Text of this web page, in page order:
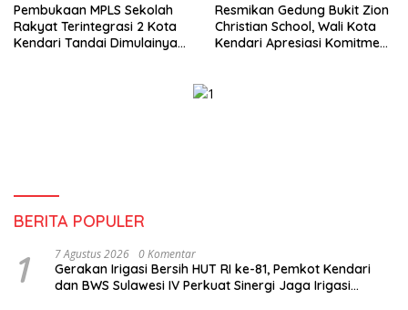
Pembukaan MPLS Sekolah
Rakyat Terintegrasi 2 Kota
Kendari Tandai Dimulainya
Resmikan Gedung Bukit Zion
Christian School, Wali Kota
Kendari Apresiasi Komitmen
BERITA POPULER
1 7 Agustus 2026 0 Komentar
Gerakan Irigasi Bersih HUT RI ke-81, Pemkot Kendari
dan BWS Sulawesi IV Perkuat Sinergi Jaga Irigasi